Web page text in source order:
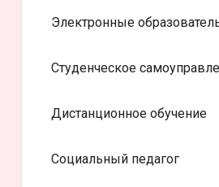
Электронные
Студенческое
Дистанционное обучение
Социальный педагог